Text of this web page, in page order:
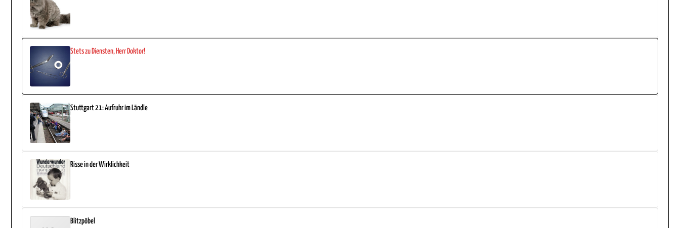
Stets zu Diensten, Herr Doktor!
Stuttgart 21: Aufruhr im Ländle
Risse in der Wirklichkeit
Blitzpöbel